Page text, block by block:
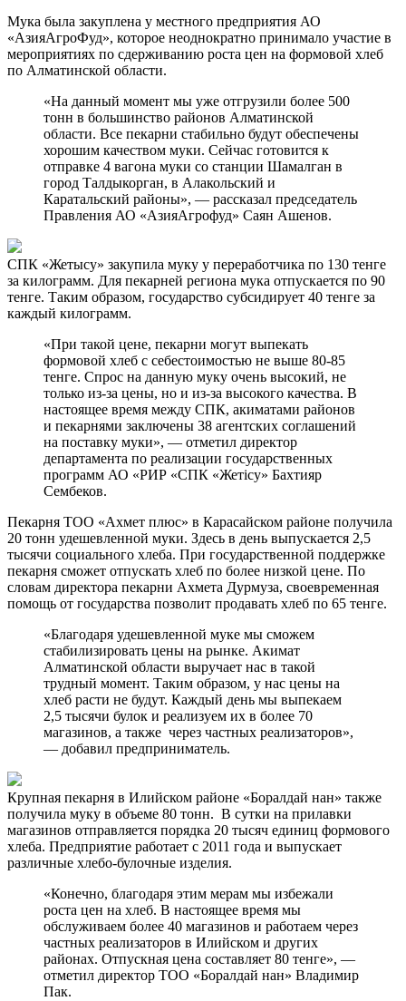
Мука была закуплена у местного предприятия АО
«АзияАгроФуд», которое неоднократно принимало участие в
мероприятиях по сдерживанию роста цен на формовой хлеб
по Алматинской области.
«На данный момент мы уже отгрузили более 500
тонн в большинство районов Алматинской
области. Все пекарни стабильно будут обеспечены
хорошим качеством муки. Сейчас готовится к
отправке 4 вагона муки со станции Шамалган в
город Талдыкорган, в Алакольский и
Каратальский районы», — рассказал председатель
Правления АО «АзияАгрофуд» Саян Ашенов.
СПК «Жетысу» закупила муку у переработчика по 130 тенге
за килограмм. Для пекарней региона мука отпускается по 90
тенге. Таким образом, государство субсидирует 40 тенге за
каждый килограмм.
«При такой цене, пекарни могут выпекать
формовой хлеб с себестоимостью не выше 80-85
тенге. Спрос на данную муку очень высокий, не
только из-за цены, но и из-за высокого качества. В
настоящее время между СПК, акиматами районов
и пекарнями заключены 38 агентских соглашений
на поставку муки», — отметил директор
департамента по реализации государственных
программ АО «РИР «СПК «Жетісу» Бахтияр
Сембеков.
Пекарня ТОО «Ахмет плюс» в Карасайском районе получила
20 тонн удешевленной муки. Здесь в день выпускается 2,5
тысячи социального хлеба. При государственной поддержке
пекарня сможет отпускать хлеб по более низкой цене. По
словам директора пекарни Ахмета Дурмуза, своевременная
помощь от государства позволит продавать хлеб по 65 тенге.
«Благодаря удешевленной муке мы сможем
стабилизировать цены на рынке. Акимат
Алматинской области выручает нас в такой
трудный момент. Таким образом, у нас цены на
хлеб расти не будут. Каждый день мы выпекаем
2,5 тысячи булок и реализуем их в более 70
магазинов, а также через частных реализаторов»,
— добавил предприниматель.
Крупная пекарня в Илийском районе «Боралдай нан» также
получила муку в объеме 80 тонн. В сутки на прилавки
магазинов отправляется порядка 20 тысяч единиц формового
хлеба. Предприятие работает с 2011 года и выпускает
различные хлебо-булочные изделия.
«Конечно, благодаря этим мерам мы избежали
роста цен на хлеб. В настоящее время мы
обслуживаем более 40 магазинов и работаем через
частных реализаторов в Илийском и других
районах. Отпускная цена составляет 80 тенге», —
отметил директор ТОО «Боралдай нан» Владимир
Пак.